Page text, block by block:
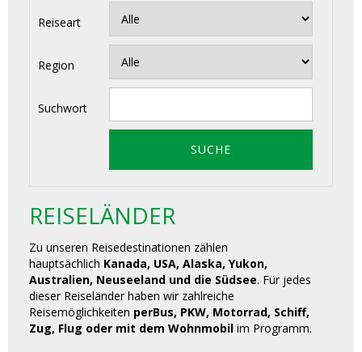
Reiseart
Region
Suchwort
REISELÄNDER
Zu unseren Reisedestinationen zählen
hauptsächlich Kanada, USA, Alaska, Yukon,
Australien, Neuseeland und die Südsee. Für jedes
dieser Reiseländer haben wir zahlreiche
Reisemöglichkeiten perBus, PKW, Motorrad, Schiff,
Zug, Flug oder mit dem Wohnmobil im Programm.